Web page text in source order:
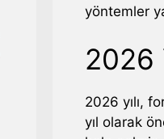
yöntemler
2026
2026 yılı,
yıl olarak